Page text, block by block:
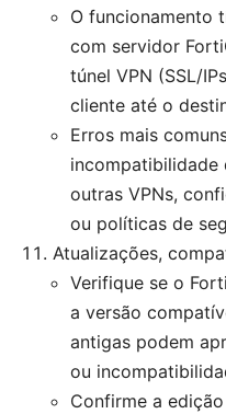
O funcionamento
com servidor
túnel VPN (SSL/
cliente até o
Erros mais
incompatibilidade
outras VPNs,
ou políticas de
Atualizações,
Verifique se o
a versão
antigas podem
ou
Confirme a